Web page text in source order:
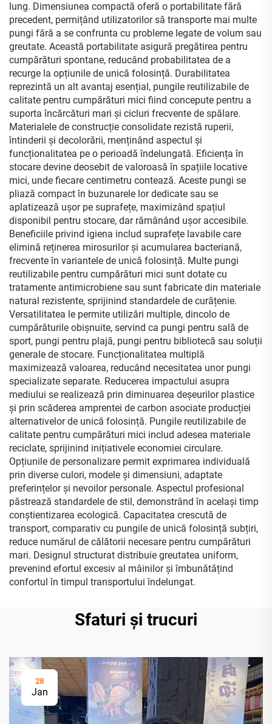
lung. Dimensiunea compactă oferă o portabilitate fără
precedent, permițând utilizatorilor să transporte mai multe
pungi fără a se confrunta cu probleme legate de volum sau
greutate. Această portabilitate asigură pregătirea pentru
cumpărături spontane, reducând probabilitatea de a
recurge la opțiunile de unică folosință. Durabilitatea
reprezintă un alt avantaj esențial, pungile reutilizabile de
calitate pentru cumpărături mici fiind concepute pentru a
suporta încărcături mari și cicluri frecvente de spălare.
Materialele de construcție consolidate rezistă ruperii,
întinderii și decolorării, menținând aspectul și
funcționalitatea pe o perioadă îndelungată. Eficiența în
stocare devine deosebit de valoroasă în spațiile locative
mici, unde fiecare centimetru contează. Aceste pungi se
pliază compact în buzunarele lor dedicate sau se
aplatizează ușor pe suprafețe, maximizând spațiul
disponibil pentru stocare, dar rămânând ușor accesibile.
Beneficiile privind igiena includ suprafețe lavabile care
elimină reținerea mirosurilor și acumularea bacteriană,
frecvente în variantele de unică folosință. Multe pungi
reutilizabile pentru cumpărături mici sunt dotate cu
tratamente antimicrobiene sau sunt fabricate din materiale
natural rezistente, sprijinind standardele de curățenie.
Versatilitatea le permite utilizări multiple, dincolo de
cumpărăturile obișnuite, servind ca pungi pentru sală de
sport, pungi pentru plajă, pungi pentru bibliotecă sau soluții
generale de stocare. Funcționalitatea multiplă
maximizează valoarea, reducând necesitatea unor pungi
specializate separate. Reducerea impactului asupra
mediului se realizează prin diminuarea deșeurilor plastice
și prin scăderea amprentei de carbon asociate producției
alternativelor de unică folosință. Pungile reutilizabile de
calitate pentru cumpărături mici includ adesea materiale
reciclate, sprijinind inițiativele economiei circulare.
Opțiunile de personalizare permit exprimarea individuală
prin diverse culori, modele și dimensiuni, adaptate
preferințelor și nevoilor personale. Aspectul profesional
păstrează standardele de stil, demonstrând în același timp
conștientizarea ecologică. Capacitatea crescută de
transport, comparativ cu pungile de unică folosință subțiri,
reduce numărul de călătorii necesare pentru cumpărături
mari. Designul structurat distribuie greutatea uniform,
prevenind efortul excesiv al mâinilor și îmbunătățind
confortul în timpul transportului îndelungat.
Sfaturi și trucuri
28
Jan